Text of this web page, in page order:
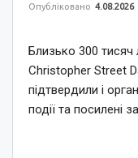
Опубліковано 4.08.2026
Близько 300
Christopher Street
підтвердили і
події та посилені